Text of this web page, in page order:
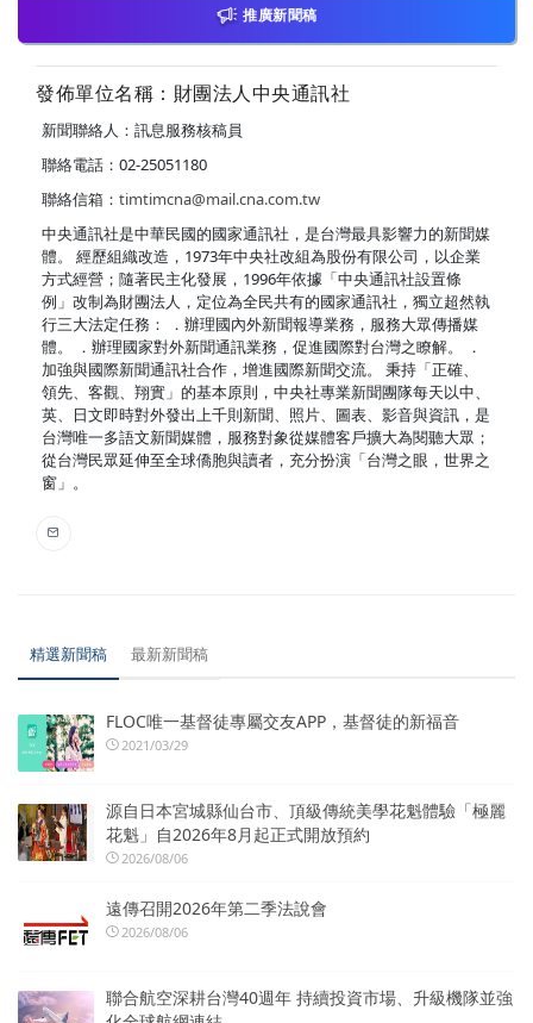
推廣新聞稿
發佈單位名稱：財團法人中央通訊社
新聞聯絡人：訊息服務核稿員
聯絡電話：02-25051180
聯絡信箱： timtimcna@mail.cna.com.tw
中央通訊社是中華民國的國家通訊社，是台灣最具影響力的新聞媒
體。 經歷組織改造，1973年中央社改組為股份有限公司，以企業
方式經營；隨著民主化發展，1996年依據「中央通訊社設置條
例」改制為財團法人，定位為全民共有的國家通訊社，獨立超然執
行三大法定任務： ．辦理國內外新聞報導業務，服務大眾傳播媒
體。 ．辦理國家對外新聞通訊業務，促進國際對台灣之瞭解。 ．
加強與國際新聞通訊社合作，增進國際新聞交流。 秉持「正確、
領先、客觀、翔實」的基本原則，中央社專業新聞團隊每天以中、
英、日文即時對外發出上千則新聞、照片、圖表、影音與資訊，是
台灣唯一多語文新聞媒體，服務對象從媒體客戶擴大為閱聽大眾；
從台灣民眾延伸至全球僑胞與讀者，充分扮演「台灣之眼，世界之
窗」。
精選新聞稿 最新新聞稿
FLOC唯一基督徒專屬交友APP，基督徒的新福音
2021/03/29
源自日本宮城縣仙台市、頂級傳統美學花魁體驗「極麗
花魁」自2026年8月起正式開放預約
2026/08/06
遠傳召開2026年第二季法說會
2026/08/06
聯合航空深耕台灣40週年 持續投資市場、升級機隊並強